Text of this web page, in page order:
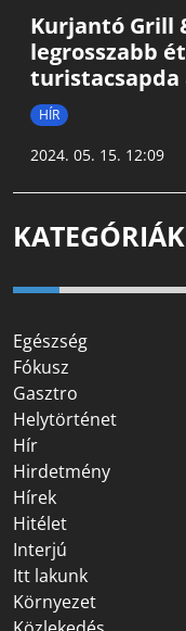
Kurjantó Grill
legrosszabb
turistacsapda
HÍR
2024. 05. 15. 12:09
KATEGÓRIÁK
Egészség
Fókusz
Gasztro
Helytörténet
Hír
Hirdetmény
Hírek
Hitélet
Interjú
Itt lakunk
Környezet